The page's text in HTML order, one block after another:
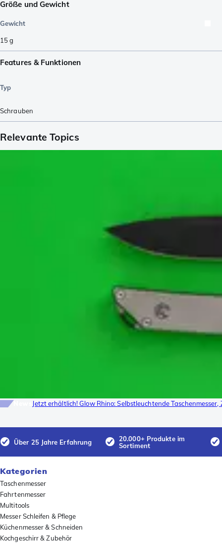
Größe und Gewicht
Gewicht
15g
Features & Funktionen
Typ
Schrauben
Relevante Topics
Jetzt erhältlich! Glow Rhino: Selbstleuchtende
Über 25 Jahre Erfahrung
20.000+ Produkte im
Sortiment
Kategorien
Taschenmesser
Fahrtenmesser
Multitools
Messer Schleifen & Pflege
Küchenmesser & Schneiden
Kochgeschirr & Zubehör